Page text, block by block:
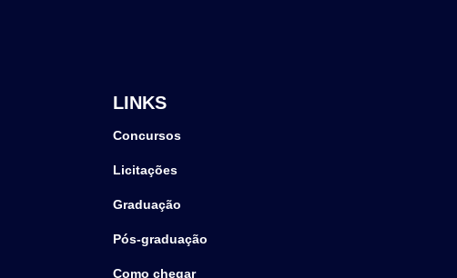
LINKS
Concursos
Licitações
Graduação
Pós-graduação
Como chegar